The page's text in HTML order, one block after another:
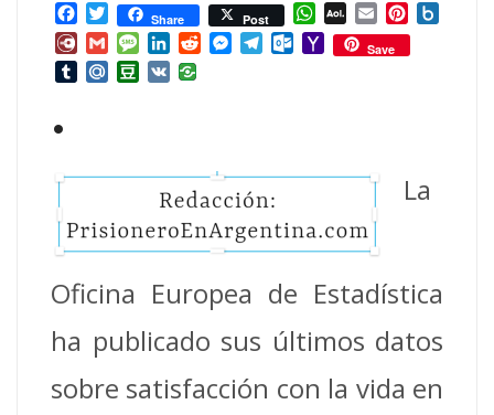
Facebook
TwitterShare Post WhatsApp
AOL
Mail
Email Pinterest
Diary.Ru
GmailMessage
LinkedIn
RedditMessenger
Telegram
Outlook.com
Yahoo
Mail
Save
TumblrMail.RuDouban
VK
•
La
Oficina Europea de Estadística
ha publicado sus últimos datos
sobre satisfacción con la vida en